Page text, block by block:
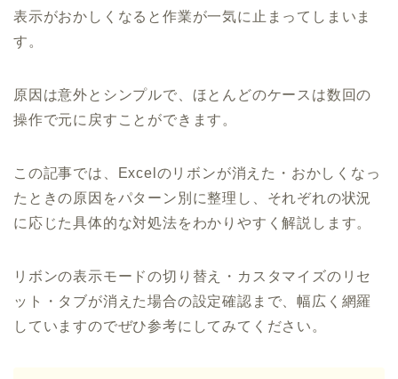
表示がおかしくなると作業が一気に止まってしまいま
す。
原因は意外とシンプルで、ほとんどのケースは数回の
操作で元に戻すことができます。
この記事では、Excelのリボンが消えた・おかしくなっ
たときの原因をパターン別に整理し、それぞれの状況
に応じた具体的な対処法をわかりやすく解説します。
リボンの表示モードの切り替え・カスタマイズのリセ
ット・タブが消えた場合の設定確認まで、幅広く網羅
していますのでぜひ参考にしてみてください。